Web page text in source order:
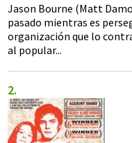
Jason Bourne (Matt
pasado mientras es
organización que lo
al popular...